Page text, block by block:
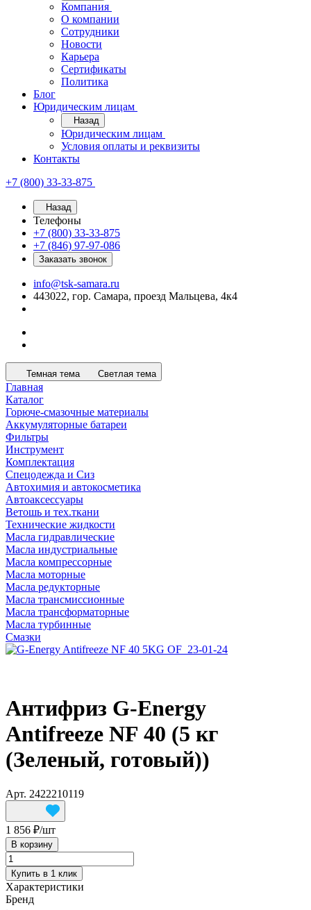
Компания
О компании
Сотрудники
Новости
Карьера
Сертификаты
Политика
Блог
Юридическим лицам
Назад
Юридическим лицам
Условия оплаты и реквизиты
Контакты
+7 (800) 33-33-875
Назад
Телефоны
+7 (800) 33-33-875
+7 (846) 97-97-086
Заказать звонок
info@tsk-samara.ru
443022, гор. Самара, проезд Мальцева, 4к4
Темная тема Светлая тема
Главная
Каталог
Горюче-смазочные материалы
Аккумуляторные батареи
Фильтры
Инструмент
Комплектация
Спецодежда и Сиз
Автохимия и автокосметика
Автоаксессуары
Ветошь и тех.ткани
Технические жидкости
Масла гидравлические
Масла индустриальные
Масла компрессорные
Масла моторные
Масла редукторные
Масла трансмиссионные
Масла трансформаторные
Масла турбинные
Смазки
Антифриз G-Energy
Antifreeze NF 40 (5 кг
(Зеленый, готовый))
Арт. 2422210119
1 856 ₽/шт
В корзину
Купить в 1 клик
Характеристики
Бренд